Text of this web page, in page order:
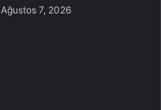
Ağustos 7, 2026